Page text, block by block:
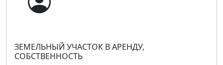
ЗЕМЕЛЬНЫЙ УЧАСТОК В АРЕНДУ,
СОБСТВЕННОСТЬ